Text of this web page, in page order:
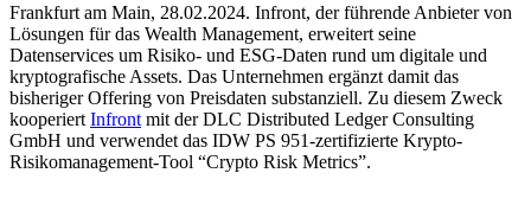
Frankfurt am Main, 28.02.2024. Infront, der führende Anbieter von
Lösungen für das Wealth Management, erweitert seine
Datenservices um Risiko- und ESG-Daten rund um digitale und
kryptografische Assets. Das Unternehmen ergänzt damit das
bisheriger Offering von Preisdaten substanziell. Zu diesem Zweck
kooperiert Infront mit der DLC Distributed Ledger Consulting
GmbH und verwendet das IDW PS 951-zertifizierte Krypto-
Risikomanagement-Tool “Crypto Risk Metrics”.